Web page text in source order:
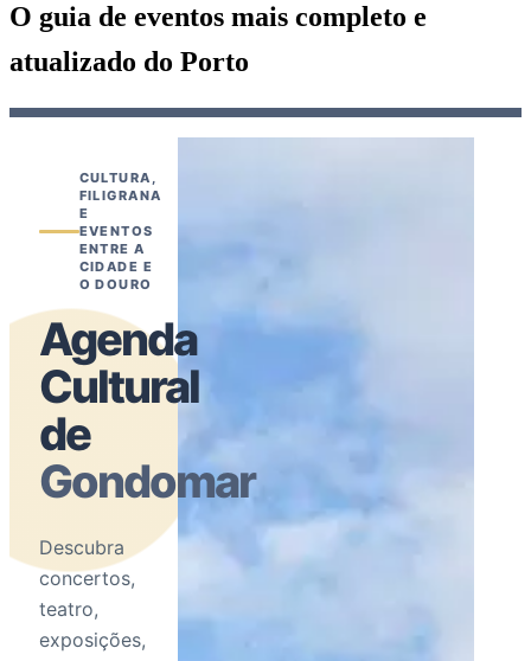
O guia de eventos mais completo e
atualizado do Porto
CULTURA,
FILIGRANA
E
EVENTOS
ENTRE A
CIDADE E
O DOURO
Agenda
Cultural
de
Gondomar
Descubra
concertos,
teatro,
exposições,